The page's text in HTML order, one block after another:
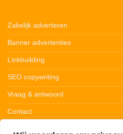
Zakelijk adverteren
Banner advertenties
Linkbuilding
SEO copywriting
Vraag & antwoord
Contact